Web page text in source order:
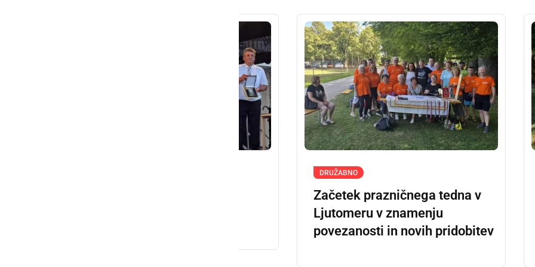
DRUŽABNO
Začetek prazničnega tedna v
Ljutomeru v znamenju
povezanosti in novih pridobitev